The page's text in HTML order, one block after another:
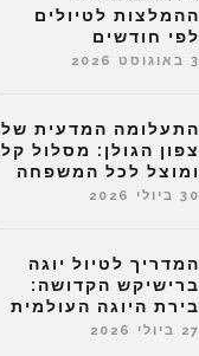
ההמלצות לטיולים
לפי חודשים
3 באוגוסט 2026
התעלומה המדעית של
צפון הגולן: מסלול קל
ומוצל לכל המשפחה
30 ביולי 2026
המדריך לטיול יוגה
ברישיקש הקדושה:
בירת היוגה העולמית
27 ביולי 2026